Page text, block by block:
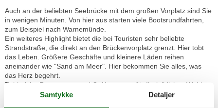
Auch an der beliebten Seebrücke mit dem großen Vorplatz sind Sie
in wenigen Minuten. Von hier aus starten viele Bootsrundfahrten,
zum Beispiel nach Warnemünde.
Ein weiteres Highlight bietet die bei Touristen sehr beliebte
Strandstraße, die direkt an den Brückenvorplatz grenzt. Hier tobt
das Leben. Größere Geschäfte und kleinere Läden reihen
aneinander wie "Sand am Meer". Hier bekommen Sie alles, was
das Herz begehrt.
Zahlreiche Restaurants und Cafés sorgen für Ihr leibliches Wohl.
Wenn der Hunger einmal nicht ganz so groß ist, sollten Sie die
Samtykke Detaljer